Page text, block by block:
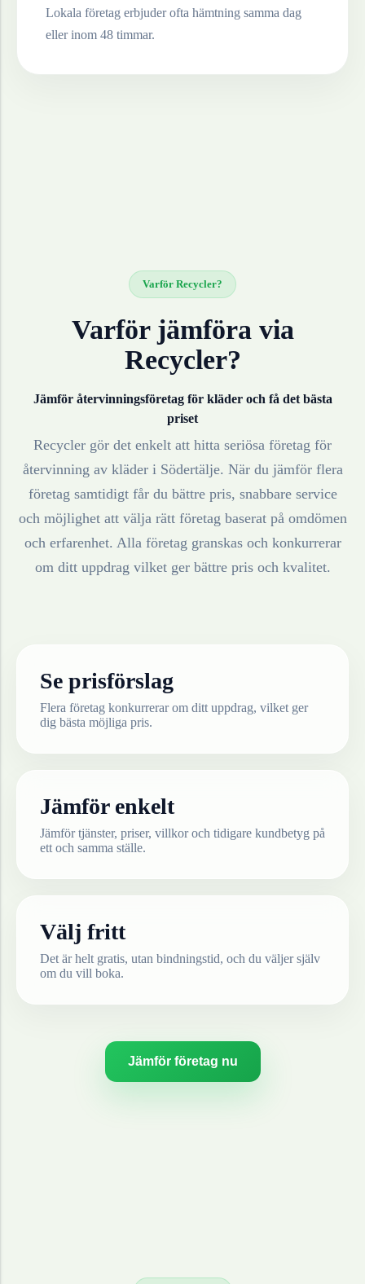
Lokala företag erbjuder ofta hämtning samma dag
eller inom 48 timmar.
Varför Recycler?
Varför jämföra via
Recycler?
Jämför återvinningsföretag för kläderoch få det bästa
priset
Recycler gör det enkelt att hitta seriösa företag för
återvinning av kläderi Södertälje. När du jämför flera
företag samtidigt får du bättre pris, snabbare service
och möjlighet att välja rätt företag baserat på omdömen
och erfarenhet. Alla företag granskas och konkurrerar
om ditt uppdrag vilket ger bättre pris och kvalitet.
Se prisförslag
Flera företag konkurrerar om ditt uppdrag, vilket ger
dig bästa möjliga pris.
Jämför enkelt
Jämför tjänster, priser, villkor och tidigare kundbetyg på
ett och samma ställe.
Välj fritt
Det är helt gratis, utan bindningstid, och du väljer själv
om du vill boka.
Jämför företag nu